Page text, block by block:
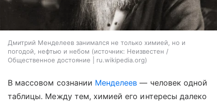
Дмитрий Менделеев занимался не только химией, но и
погодой, нефтью и небом
источник: Неизвестен /
Общественное достояние | ru.wikipedia.org
В массовом сознании Менделеев — человек одной
таблицы. Между тем, химией его интересы далеко